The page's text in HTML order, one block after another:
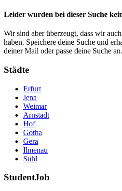
Leider wurden bei dieser Suche
Wir sind aber überzeugt, dass wir
haben. Speichere deine Suche und
deiner Mail oder passe deine Suche an.
Städte
Erfurt
Jena
Weimar
Arnstadt
Hof
Gotha
Gera
Ilmenau
Suhl
StudentJob